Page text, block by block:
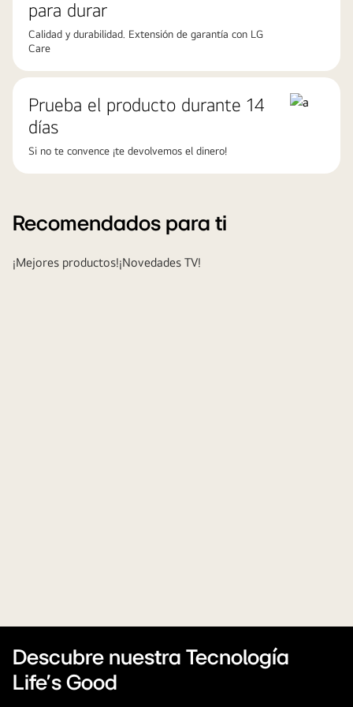
para durar
Calidad y durabilidad. Extensión de garantía con LG
Care
Prueba el producto durante 14
días
Si no te convence ¡te devolvemos el dinero!
Recomendados para ti
¡Mejores productos!¡Novedades TV!
Descubre nuestra Tecnología
Life's Good